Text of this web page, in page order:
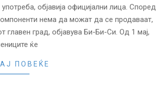
објавија официјални лица. Според
нема да можат да се продаваат,
главен град, објавува Би-Би-Си. Од 1 мај,
ќе
ПОВЕЌЕ